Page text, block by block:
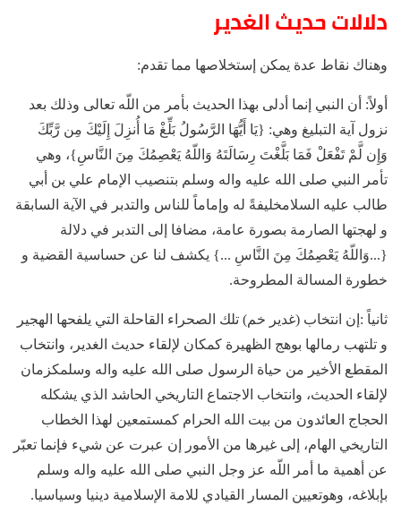
دلالات حديث الغدير
وهناك نقاط عدة يمكن إستخلاصها مما تقدم:
أولاً: أن النبي إنما أدلى بهذا الحديث بأمر من اللّه تعالى وذلك بعد
نزول آية التبليغ وهي: {يَا أَيُّهَا الرَّسُولُ بَلِّغْ مَا أُنزِلَ إِلَيْكَ مِن رَّبِّكَ
وَإِن لَّمْ تَفْعَلْ فَمَا بَلَّغْتَ رِسَالَتَهُ وَاللّهُ يَعْصِمُكَ مِنَ النَّاسِ}، وهي
تأمر النبي صلى الله عليه واله وسلم بتنصيب الإمام علي بن أبي
طالب عليه السلامخليفةً له وإماماً للناس والتدبر في الآية السابقة
و لهجتها الصارمة بصورة عامة، مضافا إلى التدبر في دلالة
{...وَاللّهُ يَعْصِمُكَ مِنَ النَّاسِ ...} يكشف لنا عن حساسية القضية و
خطورة المسالة المطروحة.
ثانياً :إن انتخاب (غدير خم) تلك الصحراء القاحلة التي يلفحها الهجير
و تلتهب رمالها بوهج الظهيرة كمكان لإلقاء حديث الغدير، وانتخاب
المقطع الأخير من حياة الرسول صلى الله عليه واله وسلمكزمان
لإلقاء الحديث، وانتخاب الاجتماع التاريخي الحاشد الذي يشكله
الحجاج العائدون من بيت الله الحرام كمستمعين لهذا الخطاب
التاريخي الهام، إلى غيرها من الأمور إن عبرت عن شيء فإنما تعبّر
عن أهمية ما أمر اللّه عز وجل النبي صلى الله عليه واله وسلم
بإبلاغه، وهوتعيين المسار القيادي للامة الإسلامية دينيا وسياسيا.